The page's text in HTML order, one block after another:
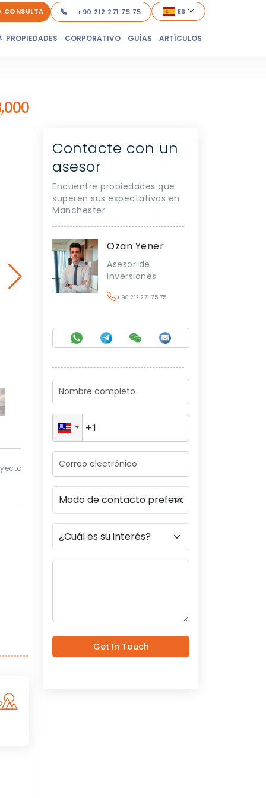
CONSULTA +90 212 271 75 75 ES
PROPIEDADES CORPORATIVO GUÍAS ARTÍCULOS
Contacte con un
asesor
Encuentre propiedades que
superen sus expectativas en
Manchester
Ozan Yener
Asesor de
inversiones
+90 212 271 75 75
Get In Touch